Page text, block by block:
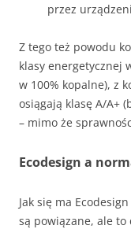
przez
Z tego też powodu
klasy energetycznej
w 100% kopalne), z
osiągają klasę A/A+
– mimo że
Ecodesign a
Jak się ma
są powiązane, ale to